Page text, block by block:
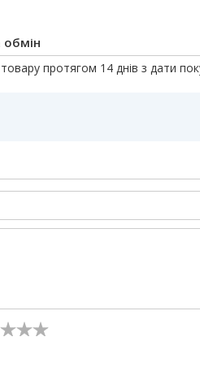
обмін
протягом 14 днів з дати